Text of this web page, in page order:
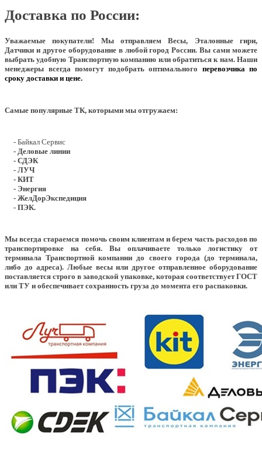
Доставка по России:
Уважаемые покупатели! Мы отправляем Весы, Эталонные гири,
Датчики и другое оборудование в любой город России. Вы сами можете
выбрать удобную Транспортную компанию или обратиться к нам. Наши
менеджеры всегда помогут подобрать оптимального перевозчика по
сроку доставки и цене.
Самые популярные ТК, которыми мы отгружаем:
- Байкал Сервис
- Деловые линии
- СДЭК
- ЛУЧ
- КИТ
- Энергия
- ЖелДорЭкспедиция
- ПЭК.
Мы всегда стараемся помочь своим клиентам и берем часть расходов по
транспортировке на себя. Вы оплачиваете только логистику от
терминала Транспортной компании до своего города (до терминала,
либо до адреса). Любые весы или другое отправленное оборудование
поставляется строго в заводской упаковке, которая соответствует ГОСТ
или ТУ и обеспечивает сохранность груза до момента его распаковки.